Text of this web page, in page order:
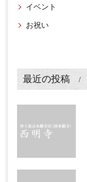
イベント
お祝い
最近の投稿